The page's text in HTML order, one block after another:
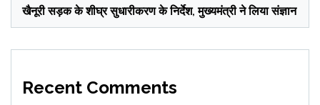
खैनूरी सड़क के शीघ्र सुधारीकरण के निर्देश, मुख्यमंत्री ने लिया संज्ञान
Recent Comments